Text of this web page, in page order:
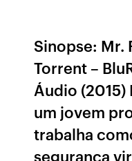
Sinopse: Mr.
Torrent –
Áudio (2015)
um jovem
trabalha
segurança